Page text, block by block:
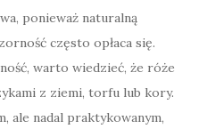
ponieważ naturalną
często opłaca się.
warto wiedzieć, że róże
z ziemi, torfu lub kory.
ale nadal praktykowanym,